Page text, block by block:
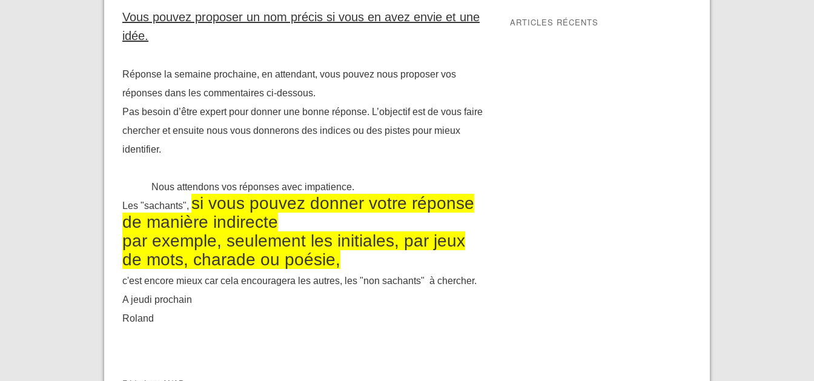
Vous pouvez proposer un nom précis si vous en avez envie et une
idée.
Réponse la semaine prochaine, en attendant, vous pouvez nous proposer vos
réponses dans les commentaires ci-dessous.
Pas besoin d’être expert pour donner une bonne réponse. L’objectif est de vous faire
chercher et ensuite nous vous donnerons des indices ou des pistes pour mieux
identifier.
Nous attendons vos réponses avec impatience.
Les "sachants", si vous pouvez donner votre réponse
de manière indirecte
par exemple, seulement les initiales, par jeux
de mots, charade ou poésie,
c'est encore mieux car cela encouragera les autres, les "non sachants" à chercher.
A jeudi prochain
Roland
ARTICLES RÉCENTS